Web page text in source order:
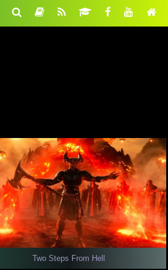
Two Steps From Hell